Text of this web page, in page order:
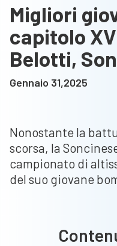
Migliori
capitolo
Belotti,
Gennaio 31,2025
Nonostante la
scorsa, la
campionato di
del suo giovane